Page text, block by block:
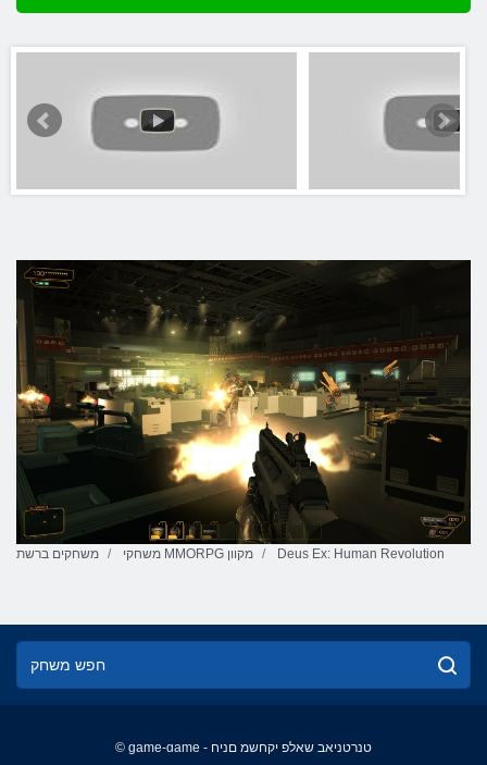
משחקים ברשת משחקי MMORPG מקוון Deus Ex: Human Revolution
© game-game - טנרטניאב שאלפ יקחשמ םניח